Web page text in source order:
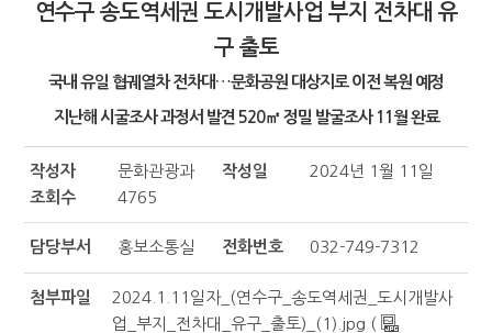
연수구 송도역세권 도시개발사업 부지 전차대 유
구 출토
국내 유일 협궤열차 전차대…문화공원 대상지로 이전 복원 예정
지난해 시굴조사 과정서 발견 520㎡ 정밀 발굴조사 11월 완료
작성자 문화관광과 작성일
2024년 1월 11일
조회수
4765
담당부서 홍보소통실 전화번호 032-749-7312
첨부파일
2024.1.11일자_(연수구_송도역세권_도시개발사
업_부지_전차대_유구_출토)_(1).jpg (